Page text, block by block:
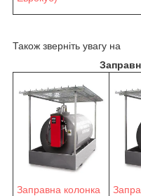
Також зверніть увагу на
Заправна колонка